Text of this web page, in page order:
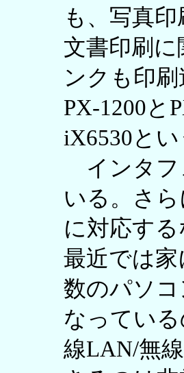
も、写真
文書印刷
ンクも印
PX-1200と
iX6530と
インタフ
いる。さ
に対応す
最近では
数のパソ
なってい
線LAN/無